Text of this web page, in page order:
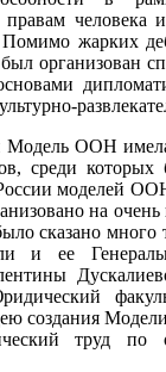
человека
жарких
был организован
Модель ООН
среди которых
моделей
на
сказано много
и ее
создания
труд по